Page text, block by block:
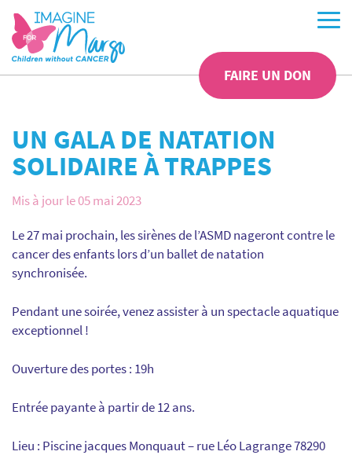
FAIRE UN DON
UN GALA DE NATATION
SOLIDAIRE À TRAPPES
Mis à jour le 05 mai 2023
Le 27 mai prochain, les sirènes de l’ASMD nageront contre le
cancer des enfants lors d’un ballet de natation
synchronisée.
Pendant une soirée, venez assister à un spectacle aquatique
exceptionnel !
Ouverture des portes : 19h
Entrée payante à partir de 12 ans.
Lieu : Piscine jacques Monquaut – rue Léo Lagrange 78290